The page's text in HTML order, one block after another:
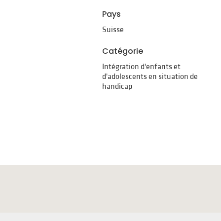
Pays
Suisse
Catégorie
Intégration d'enfants et
d'adolescents en situation de
handicap